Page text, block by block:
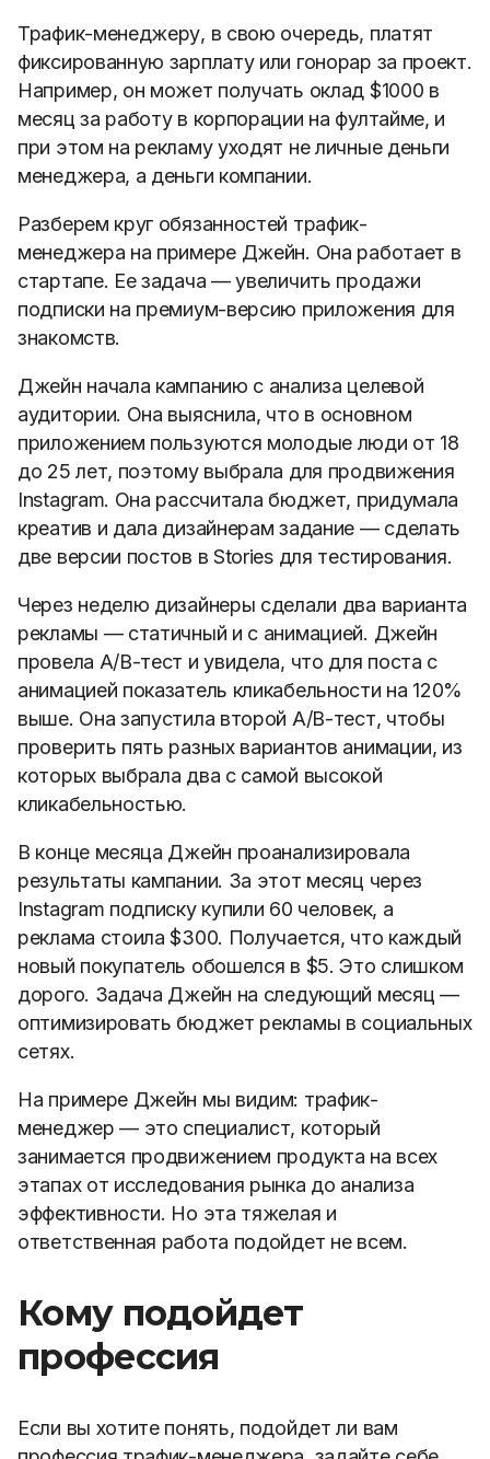
Трафик-менеджеру, в свою очередь, платят
фиксированную зарплату или гонорар за проект.
Например, он может получать оклад $1000 в
месяц за работу в корпорации на фултайме, и
при этом на рекламу уходят не личные деньги
менеджера, а деньги компании.
Разберем круг обязанностей трафик-
менеджера на примере Джейн. Она работает в
стартапе. Ее задача — увеличить продажи
подписки на премиум-версию приложения для
знакомств.
Джейн начала кампанию с анализа целевой
аудитории. Она выяснила, что в основном
приложением пользуются молодые люди от 18
до 25 лет, поэтому выбрала для продвижения
Instagram. Она рассчитала бюджет, придумала
креатив и дала дизайнерам задание — сделать
две версии постов в Stories для тестирования.
Через неделю дизайнеры сделали два варианта
рекламы — статичный и с анимацией. Джейн
провела A/B-тест и увидела, что для поста с
анимацией показатель кликабельности на 120%
выше. Она запустила второй A/B-тест, чтобы
проверить пять разных вариантов анимации, из
которых выбрала два с самой высокой
кликабельностью.
В конце месяца Джейн проанализировала
результаты кампании. За этот месяц через
Instagram подписку купили 60 человек, а
реклама стоила $300. Получается, что каждый
новый покупатель обошелся в $5. Это слишком
дорого. Задача Джейн на следующий месяц —
оптимизировать бюджет рекламы в социальных
сетях.
На примере Джейн мы видим: трафик-
менеджер — это специалист, который
занимается продвижением продукта на всех
этапах от исследования рынка до анализа
эффективности. Но эта тяжелая и
ответственная работа подойдет не всем.
Кому подойдет
профессия
Если вы хотите понять, подойдет ли вам